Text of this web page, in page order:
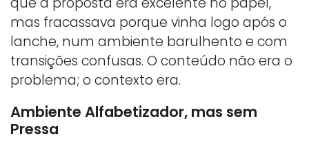
mas fracassava porque vinha logo após o
lanche, num ambiente barulhento e com
transições confusas. O conteúdo não era o
problema; o contexto era.
Ambiente Alfabetizador, mas sem
Pressa